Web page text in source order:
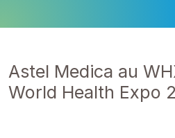
Astel Medica au
World Health Expo